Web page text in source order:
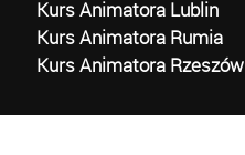
Kurs Animatora Lublin
Kurs Animatora Rumia
Kurs Animatora Rzeszów